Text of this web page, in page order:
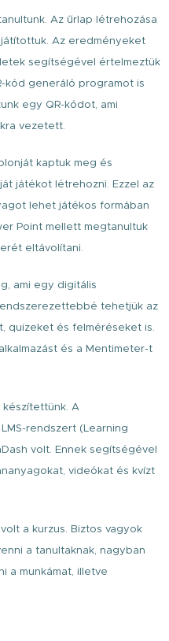
Az űrlap létrehozása
Az eredményeket
segítségével értelmeztük
kód generáló programot is
egy QR-kódot, ami
vezetett.
kaptuk meg és
játékot létrehozni. Ezzel az
lehet játékos formában
Point mellett megtanultuk
eltávolítani.
ami egy digitális
tehetjük az
quizeket és felméréseket is.
és a Mentimeter-t
A
rendszert (Learning
volt. Ennek segítségével
videókat és kvízt
a kurzus. Biztos vagyok
a tanultaknak, nagyban
a munkámat, illetve